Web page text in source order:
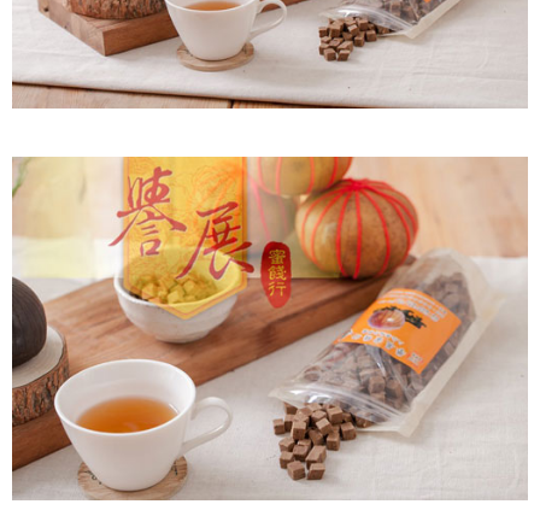
每筆NT$60，滿NT$799(含以上)免運費
每筆NT$150，滿NT$1,399(含以上)免運費
每筆NT$250
付款後門市自取